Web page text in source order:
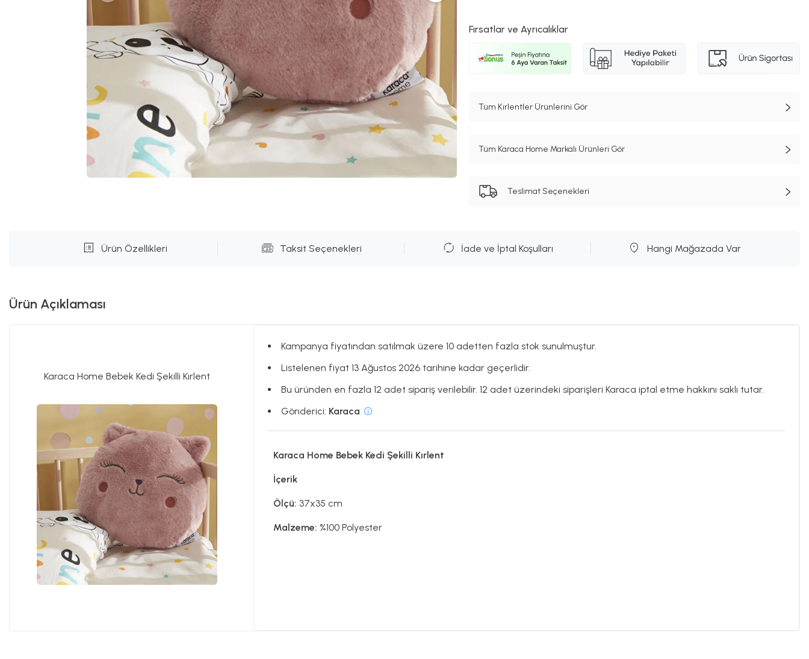
Fırsatlar ve Ayrıcalıklar
Tüm Kırlentler Ürünlerini Gör
Tüm Karaca Home Markalı Ürünleri Gör
Teslimat Seçenekleri
Ürün Özellikleri Taksit Seçenekleri İade ve İptal Koşulları Hangi Mağazada Var
Ürün Açıklaması
Karaca Home Bebek Kedi Şekilli Kırlent
Kampanya fiyatından satılmak üzere 10 adetten fazla stok sunulmuştur.
Listelenen fiyat 13 Ağustos 2026 tarihine kadar geçerlidir.
Bu üründen en fazla 12 adet sipariş verilebilir. 12 adet üzerindeki siparişleri Karaca iptal etme hakkını saklı tutar.
Gönderici: Karaca
Karaca Home Bebek Kedi Şekilli Kırlent
İçerik
Ölçü: 37x35 cm
Malzeme: %100 Polyester